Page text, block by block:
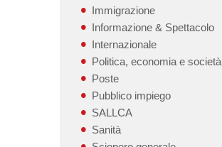
Immigrazione
Informazione & Spettacolo
Internazionale
Politica, economia e società
Poste
Pubblico impiego
SALLCA
Sanità